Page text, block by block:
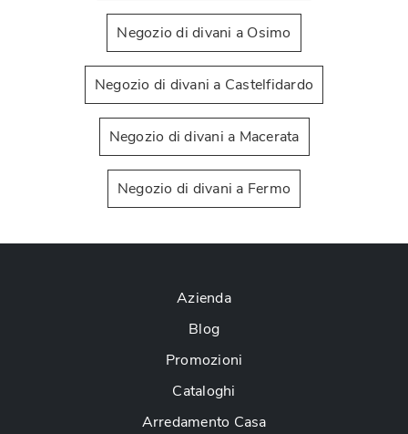
Negozio di divani a Osimo
Negozio di divani a Castelfidardo
Negozio di divani a Macerata
Negozio di divani a Fermo
Azienda
Blog
Promozioni
Cataloghi
Arredamento Casa